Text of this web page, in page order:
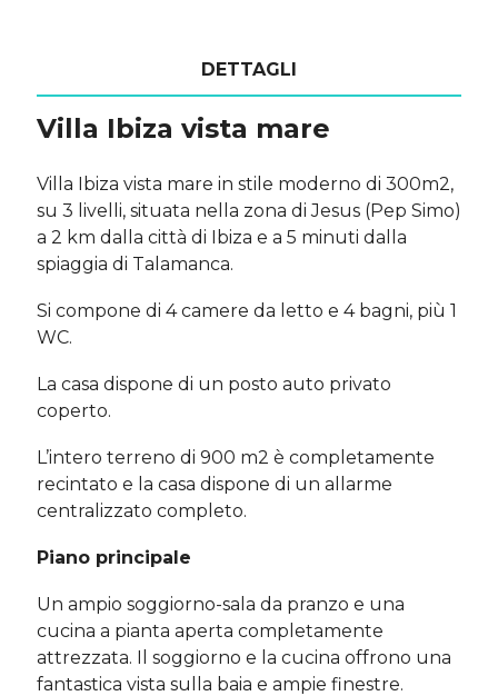
DETTAGLI
Villa Ibiza vista mare
Villa Ibiza vista mare in stile moderno di 300m2,
su 3 livelli, situata nella zona di Jesus (Pep Simo)
a 2 km dalla città di Ibiza e a 5 minuti dalla
spiaggia di Talamanca.
Si compone di 4 camere da letto e 4 bagni, più 1
WC.
La casa dispone di un posto auto privato
coperto.
L’intero terreno di 900 m2 è completamente
recintato e la casa dispone di un allarme
centralizzato completo.
Piano principale
Un ampio soggiorno-sala da pranzo e una
cucina a pianta aperta completamente
attrezzata. Il soggiorno e la cucina offrono una
fantastica vista sulla baia e ampie finestre.